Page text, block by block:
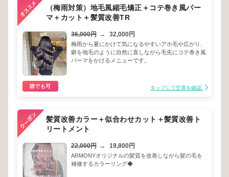
（梅雨対策）地毛風縮毛矯正＋コテ巻き風パー
マ＋カット＋髪質改善TR
36,000円 → 32,000円
梅雨から夏にかけて気になるやすいアホ毛や広がり、
癖を地毛のように自然に直しながら毛先にコテ巻き風
パーマをかけるメニューです。
誰でも可 タップして空席を確認
髪質改善カラー＋似合わせカット＋髪質改善ト
リートメント
22,000円 → 19,800円
ARMONYオリジナルの髪質を改善しながら髪の毛を
補修するカラーリング◆